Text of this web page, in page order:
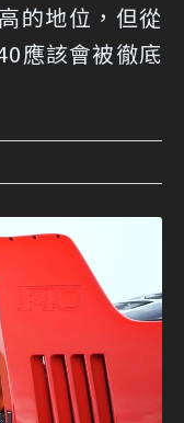
的地位，但從
應該會被徹底